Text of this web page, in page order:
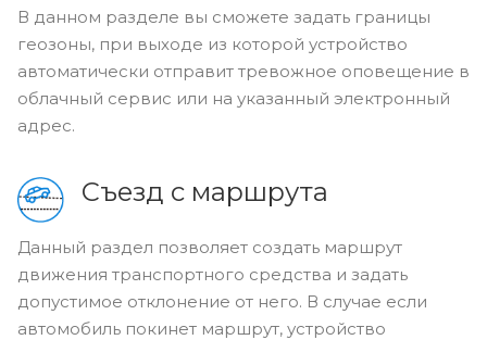
В данном разделе вы сможете задать границы
геозоны, при выходе из которой устройство
автоматически отправит тревожное оповещение в
облачный сервис или на указанный электронный
адрес.
Съезд с маршрута
Данный раздел позволяет создать маршрут
движения транспортного средства и задать
допустимое отклонение от него. В случае если
автомобиль покинет маршрут, устройство